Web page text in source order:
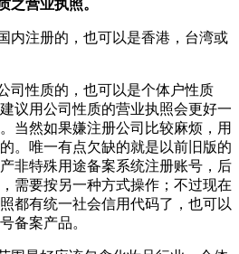
之营业执照。
注册的，也可以是香港，台湾或
性质的，也可以是个体户性质
议用公司性质的营业执照会更好一
当然如果嫌注册公司比较麻烦，用
。唯一有点欠缺的就是以前旧版的
非特殊用途备案系统注册账号，后
需要按另一种方式操作；不过现在
都有统一社会信用代码了，也可以
备案产品。